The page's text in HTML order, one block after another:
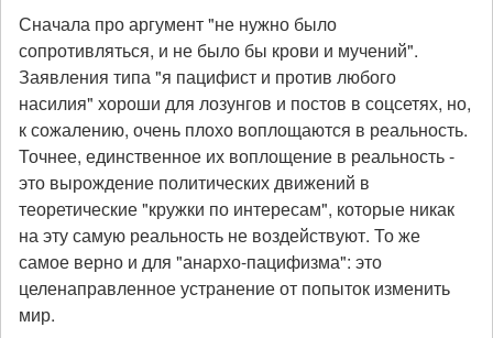
Сначала про аргумент "не нужно было
сопротивляться, и не было бы крови и мучений".
Заявления типа "я пацифист и против любого
насилия" хороши для лозунгов и постов в соцсетях, но,
к сожалению, очень плохо воплощаются в реальность.
Точнее, единственное их воплощение в реальность -
это вырождение политических движений в
теоретические "кружки по интересам", которые никак
на эту самую реальность не воздействуют. То же
самое верно и для "анархо-пацифизма": это
целенаправленное устранение от попыток изменить
мир.